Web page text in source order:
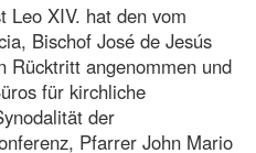
Leo XIV. hat den vom
Bischof José de Jesús
Rücktritt angenommen und
für kirchliche
der
Pfarrer John Mario